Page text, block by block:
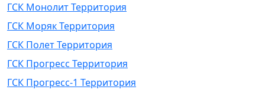
ГСК Монолит Территория
ГСК Моряк Территория
ГСК Полет Территория
ГСК Прогресс Территория
ГСК Прогресс-1 Территория